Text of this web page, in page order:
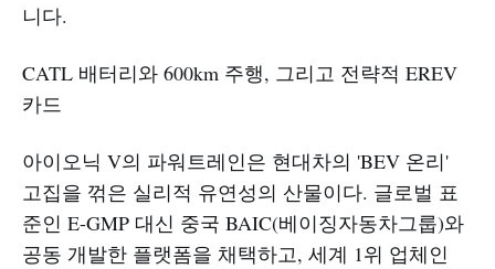
니다.
CATL 배터리와 600km 주행, 그리고 전략적 EREV
카드
아이오닉 V의 파워트레인은 현대차의 'BEV 온리'
고집을 꺾은 실리적 유연성의 산물이다. 글로벌 표
준인 E-GMP 대신 중국 BAIC(베이징자동차그룹)와
공동 개발한 플랫폼을 채택하고, 세계 1위 업체인